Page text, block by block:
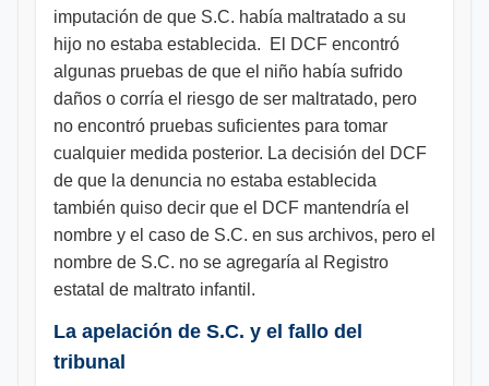
imputación de que S.C. había maltratado a su
hijo no estaba establecida. El DCF encontró
algunas pruebas de que el niño había sufrido
daños o corría el riesgo de ser maltratado, pero
no encontró pruebas suficientes para tomar
cualquier medida posterior. La decisión del DCF
de que la denuncia no estaba establecida
también quiso decir que el DCF mantendría el
nombre y el caso de S.C. en sus archivos, pero el
nombre de S.C. no se agregaría al Registro
estatal de maltrato infantil.
La apelación de S.C. y el fallo del
tribunal